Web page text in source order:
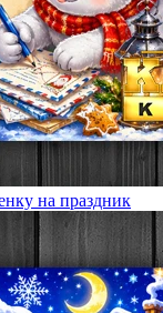
на праздник